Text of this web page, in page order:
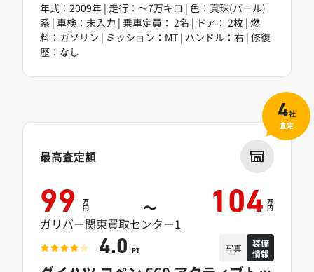
年式：2009年 | 走行：～7万キロ | 色：真珠(パール)
系 | 車検：未入力 | 乗車定員： 2名 | ドア： 2枚 | 燃
料：ガソリン | ミッション：MT | ハンドル：右 | 修復
歴：なし
最高査定額
99 万
円 ～ 104 万
円
ガリバー関東買取センター1
4.0 PT 写真
装備
情報
4社
査定